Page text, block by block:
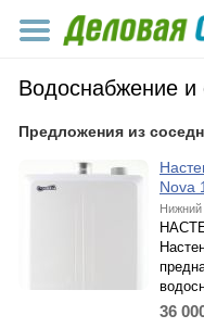
Водоснабжение и
Предложения из
Nova
Нижний
36